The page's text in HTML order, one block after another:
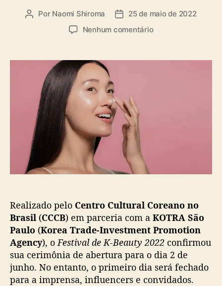
A
r
Por Naomi Shiroma
D
d
b
c
a
ç
25 de maio de 2022
Nenhum comentárioe
C
t
i
v
l
d
e
K
Realizado pelo Centro Cultural Coreano no
Brasil (CCCB) em parceria com a KOTRA São
Paulo (Korea Trade-Investment Promotion
Agency), oFestival de K-Beauty 2022 confirmou
sua cerimônia de abertura para o dia 2 de
junho. No entanto, o primeiro dia será fechado
para a imprensa, influencers e convidados.